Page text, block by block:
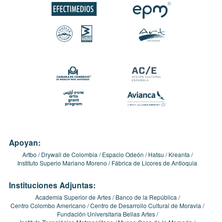
Apoyan:
Artbo Drywall de Colombia Espacio Odeón Hatsu
Kreanta
Instituto Superio Mariano Moreno
Fábrica de Licores de Antioquia
Instituciones Adjuntas:
Academia Superior de Artes
Banco de la República
Centro Colombo Americano Centro de Desarrollo Cultural de Moravia
Fundación Universitaria Bellas Artes